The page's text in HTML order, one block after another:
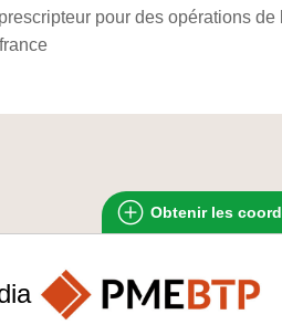
pour des opérations de
Obtenir les